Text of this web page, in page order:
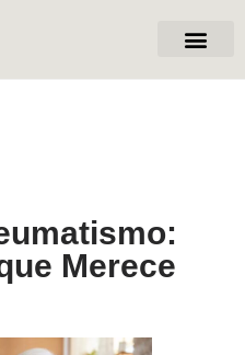
Merece